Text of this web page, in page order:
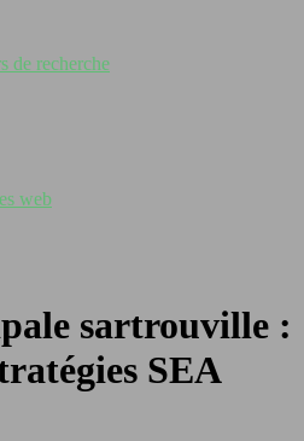
de recherche
web
sartrouville :
SEA